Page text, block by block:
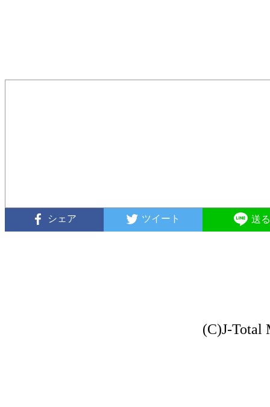
シェア ツイート 送る
(C)J-Total